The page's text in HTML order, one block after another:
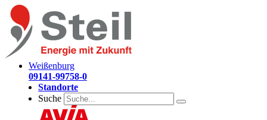
Weißenburg
09141-99758-0
Standorte
Suche